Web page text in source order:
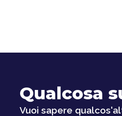
Qualcosa
Vuoi sapere